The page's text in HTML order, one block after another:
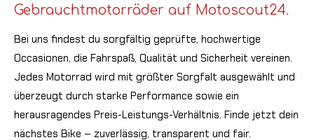
Gebrauchtmotorräder auf Motoscout24.
Bei uns findest du sorgfältig geprüfte, hochwertige
Occasionen, die Fahrspaß, Qualität und Sicherheit vereinen.
Jedes Motorrad wird mit größter Sorgfalt ausgewählt und
überzeugt durch starke Performance sowie ein
herausragendes Preis-Leistungs-Verhältnis. Finde jetzt dein
nächstes Bike – zuverlässig, transparent und fair.